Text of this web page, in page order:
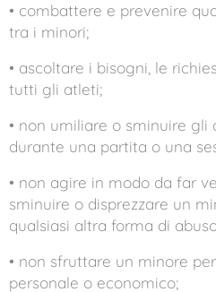
• combattere e prevenire
tra i minori;
• ascoltare i bisogni, le
tutti gli atleti;
• non umiliare o sminuire gli
durante una partita o una
• non agire in modo da far
sminuire o disprezzare un
qualsiasi altra forma di
• non sfruttare un minore
personale o economico;